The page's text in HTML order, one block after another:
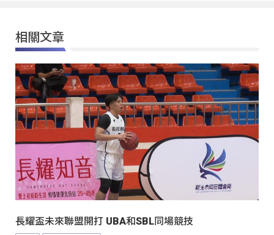
相關文章
長耀盃未來聯盟開打 UBA和SBL同場競技